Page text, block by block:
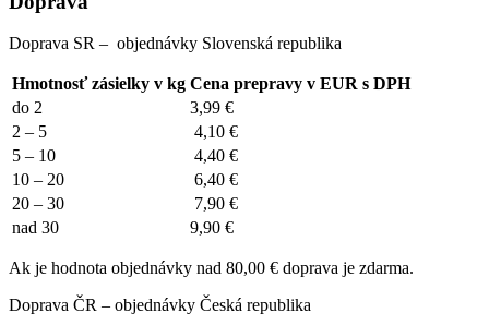
Doprava SR – objednávky Slovenská republika
Hmotnosť zásielky v kg Cena prepravy v EUR s DPH
do 2
3,99 €
2 – 5
4,10 €
5 – 10
4,40 €
10 – 20
6,40 €
20 – 30
7,90 €
nad 30
9,90 €
Ak je hodnota objednávky nad 80,00 € doprava je zdarma.
Doprava ČR – objednávky Česká republika